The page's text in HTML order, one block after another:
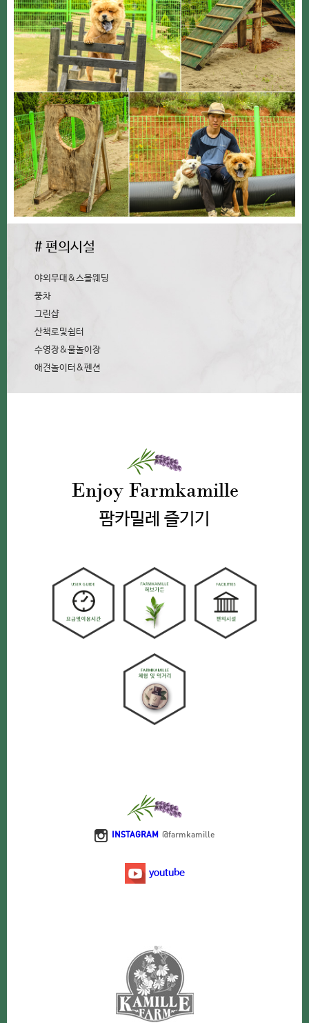
# 편의시설
야외무대&스몰웨딩
풍차
그린샵
산책로및쉼터
수영장&물놀이장
애견놀이터&펜션
Enjoy Farmkamille
팜카밀레 즐기기
INSTAGRAM @farmkamille
youtube